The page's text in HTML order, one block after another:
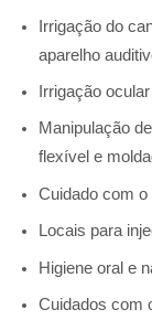
Irrigação do
aparelho
Irrigação ocular
Manipulação
flexível e
Cuidado com o
Locais para
Higiene oral e
Cuidados com